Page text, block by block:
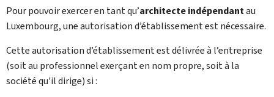
Pour pouvoir exercer en tant qu’architecte indépendantau
Luxembourg, une autorisation d’établissement est nécessaire.
Cette autorisation d’établissement est délivrée à l’entreprise
(soit au professionnel exerçant en nom propre, soit à la
société qu'il dirige) si :